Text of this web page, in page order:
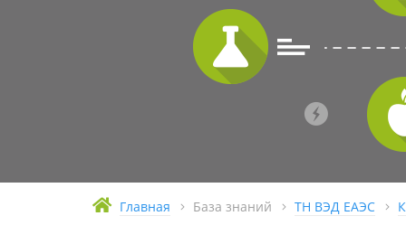
Главная База знаний ТН ВЭД ЕАЭС